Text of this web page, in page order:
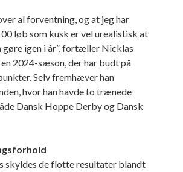
al forventning, og at jeg har
løb som kusk er vel urealistisk at
gøre igen i år”, fortæller Nicklas
2024-sæson, der har budt på
Selv fremhæver han
hvor han havde to trænede
Dansk Hoppe Derby og Dansk
skyldes de flotte resultater blandt